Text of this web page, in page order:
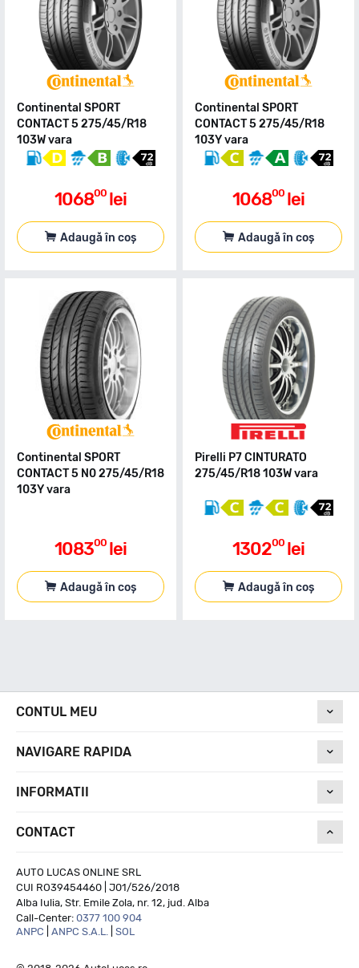
Continental SPORT
CONTACT 5 275/45/R18
103W vara
106800 lei
Adaugă în coș
Continental SPORT
CONTACT 5 275/45/R18
103Y vara
106800 lei
Adaugă în coș
Continental SPORT
CONTACT 5 N0 275/45/R18
103Y vara
108300 lei
Adaugă în coș
Pirelli P7 CINTURATO
275/45/R18 103W vara
130200 lei
Adaugă în coș
CONTUL MEU
NAVIGARE RAPIDA
INFORMATII
CONTACT
AUTO LUCAS ONLINE SRL
CUI RO39454460 | J01/526/2018
Alba Iulia, Str. Emile Zola, nr. 12, jud. Alba
Call-Center: 0377 100 904
ANPC
ANPC S.A.L. SOL